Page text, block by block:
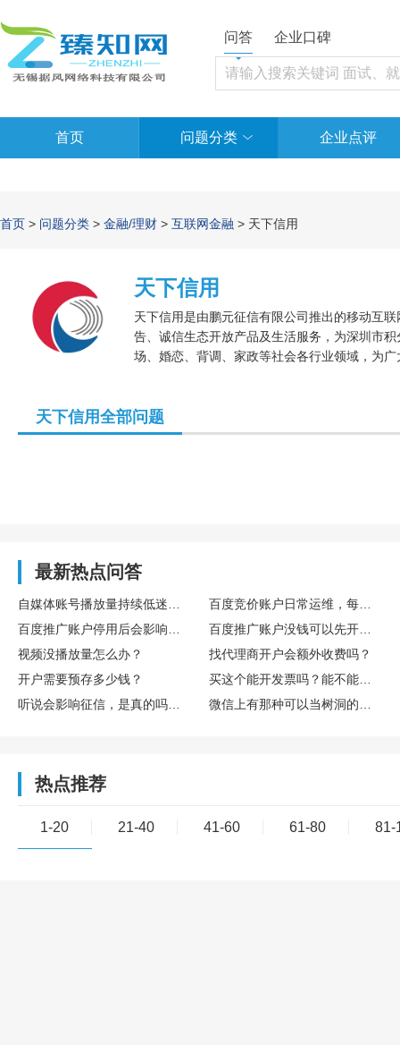
问答 企业口碑
首页 问题分类 企业点评
首页 > 问题分类 > 金融/理财 > 互联网金融 > 天下信用
天下信用
天下信用是由鹏元征信有限公司推出的移动互
告、诚信生态开放产品及生活服务，为深圳市
场、婚恋、背调、家政等社会各行业领域，为
天下信用全部问题
最新热点问答
视频没播放量怎么办？
找代理商开户会额外收费吗？
开户需要预存多少钱？
热点推荐
1-20 21-40 41-60 61-80 81-